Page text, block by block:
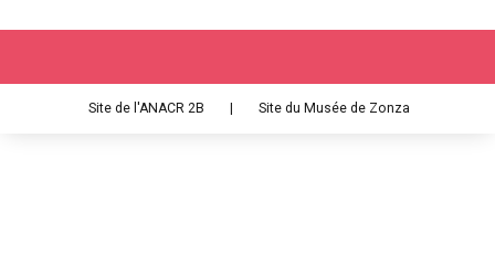
Site de l'ANACR 2B Site du Musée de Zonza